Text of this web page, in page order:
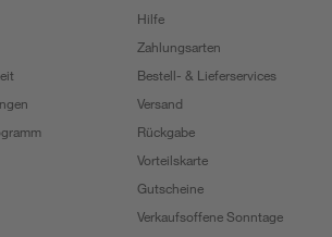
Hilfe
Zahlungsarten
Bestell- & Lieferservices
Versand
Rückgabe
Vorteilskarte
Gutscheine
Verkaufsoffene Sonntage